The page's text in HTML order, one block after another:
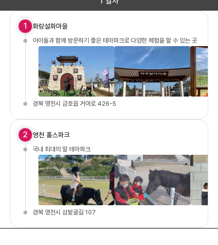
1 화랑설화마을
아이들과 함께 방문하기 좋은 테마파크로 다양한 체험을 할 수 있는 곳
경북 영천시 금호읍 거여로 426-5
2 영천 홀스파크
국내 최대의 말 테마파크
경북 영천시 삼밭골길 107